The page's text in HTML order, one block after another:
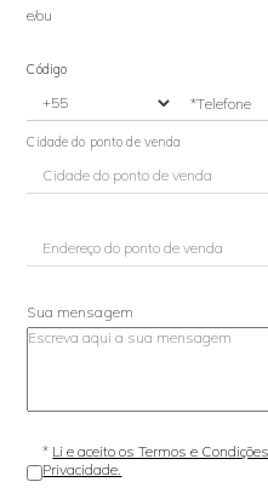
e/ou
Código
*Telefone
Cidade do ponto de venda
Sua mensagem
* Li e aceito os Termos e
Privacidade.